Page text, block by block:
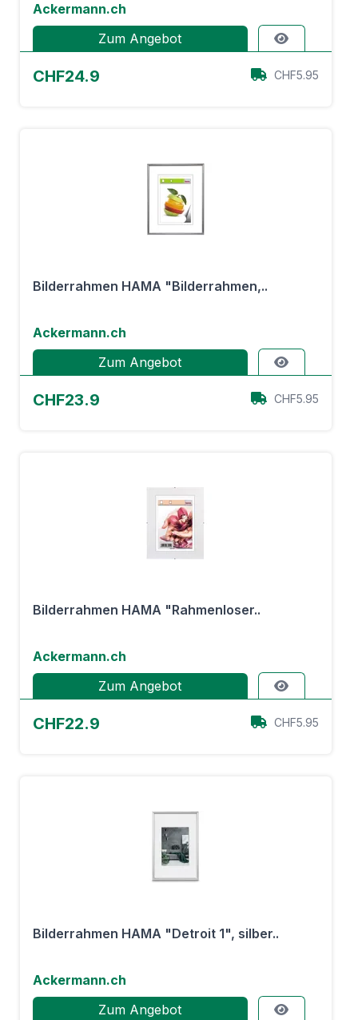
Ackermann.ch
Zum Angebot
CHF24.9 CHF5.95
Bilderrahmen HAMA "Bilderrahmen,..
Ackermann.ch
Zum Angebot
CHF23.9 CHF5.95
Bilderrahmen HAMA "Rahmenloser..
Ackermann.ch
Zum Angebot
CHF22.9 CHF5.95
Bilderrahmen HAMA "Detroit 1", silber..
Ackermann.ch
Zum Angebot